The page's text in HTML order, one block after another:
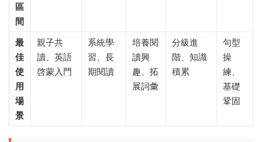
區
間
最
佳
使
用
場
景
親子共
讀、英語
啓蒙入門
系統學
習、長
期閱讀
培養閱
讀興
趣、拓
展詞彙
分級進
階、知識
積累
句型
操
練、
基礎
鞏固